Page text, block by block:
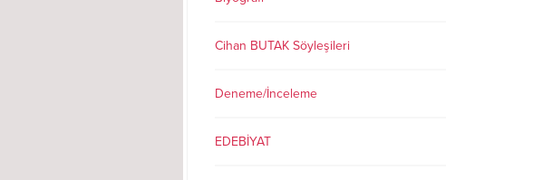
Cihan BUTAK Söyleşileri
Deneme/İnceleme
EDEBİYAT